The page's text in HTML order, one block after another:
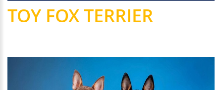
TOY FOX TERRIER